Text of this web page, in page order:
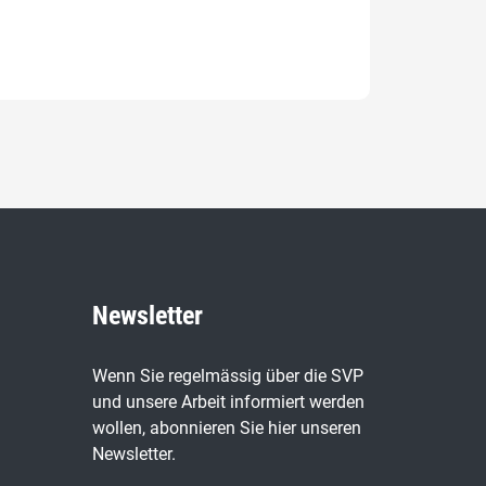
Newsletter
Wenn Sie regelmässig über die SVP
und unsere Arbeit informiert werden
wollen, abonnieren Sie hier unseren
Newsletter.